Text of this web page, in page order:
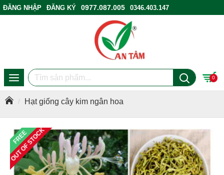
ĐĂNG NHẬP ĐĂNG KÝ 0977.087.005
0346.403.147
0
Hạt giống cây kim ngân hoa
FREE
OUT OF STOCK